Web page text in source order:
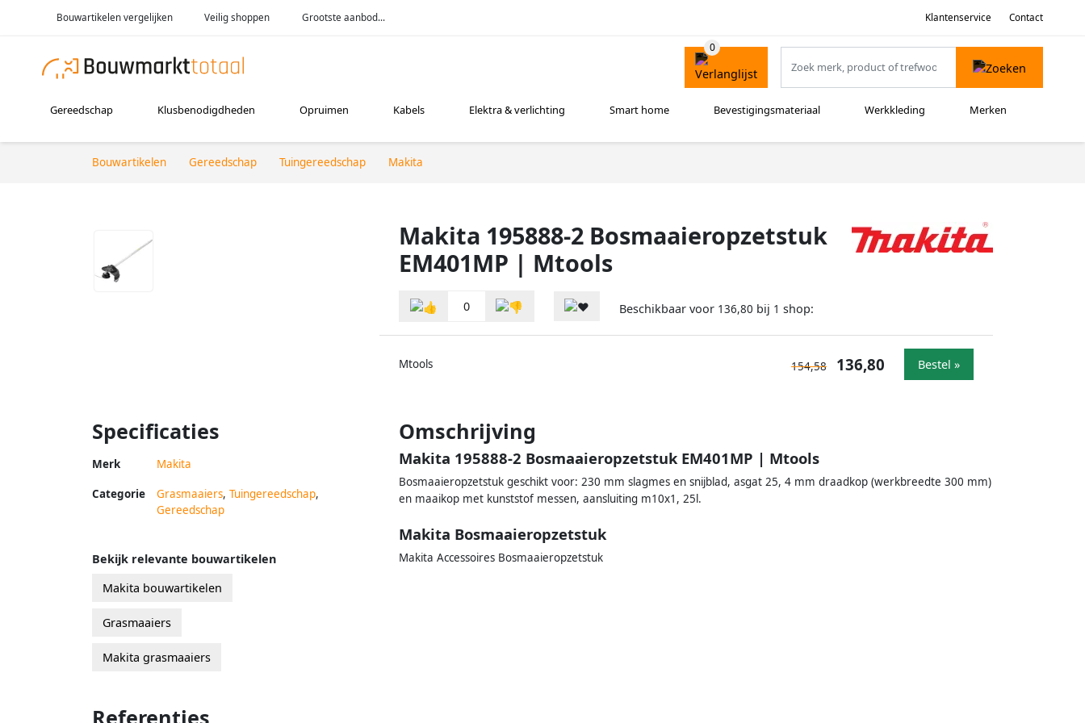
Bouwartikelen vergelijken Veilig shoppen Grootste aanbod... Klantenservice Contact
Gereedschap Klusbenodigdheden Opruimen Kabels Elektra & verlichting Smart home Bevestigingsmateriaal Werkkleding Merken
Bouwartikelen Gereedschap Tuingereedschap Makita
Makita 195888-2 Bosmaaieropzetstuk
EM401MP | Mtools
0 Beschikbaar voor 136,80 bij 1 shop:
Mtools 154,58 136,80 Bestel »
Specificaties
Merk Makita
Categorie Grasmaaiers, Tuingereedschap,
Gereedschap
Omschrijving
Makita 195888-2 Bosmaaieropzetstuk EM401MP | Mtools
Bosmaaieropzetstuk geschikt voor: 230 mm slagmes en snijblad, asgat 25, 4 mm draadkop (werkbreedte 300 mm)
en maaikop met kunststof messen, aansluiting m10x1, 25l.
Makita Bosmaaieropzetstuk
Makita Accessoires Bosmaaieropzetstuk
Bekijk relevante bouwartikelen
Makita bouwartikelen
Grasmaaiers
Makita grasmaaiers
Referenties